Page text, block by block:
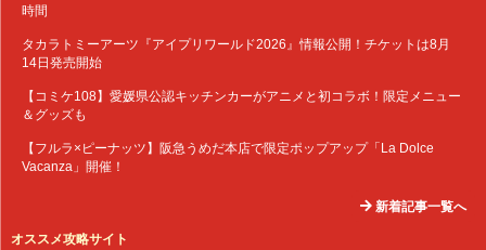
時間
タカラトミーアーツ『アイプリワールド2026』情報公開！チケットは8月
14日発売開始
【コミケ108】愛媛県公認キッチンカーがアニメと初コラボ！限定メニュー
＆グッズも
【フルラ×ピーナッツ】阪急うめだ本店で限定ポップアップ「La Dolce
Vacanza」開催！
新着記事一覧へ
オススメ攻略サイト